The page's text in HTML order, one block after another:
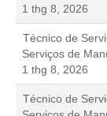
1 thg 8, 2026
Técnico de
Serviços de
1 thg 8, 2026
Técnico de